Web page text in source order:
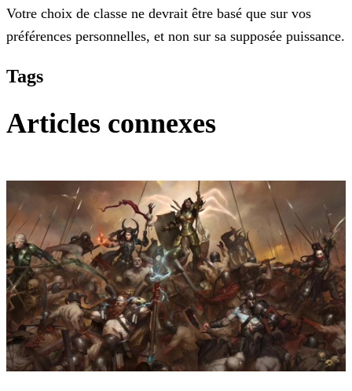
Votre choix de classe ne devrait être basé que sur vos
préférences personnelles, et non sur sa supposée puissance.
Tags
Articles connexes